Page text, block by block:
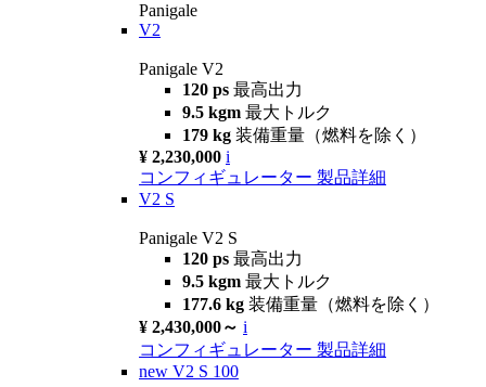
Panigale
V2
Panigale V2
120 ps 最高出力
9.5 kgm 最大トルク
179 kg 装備重量（燃料を除く）
¥ 2,230,000 i
コンフィギュレーター 製品詳細
V2 S
Panigale V2 S
120 ps 最高出力
9.5 kgm 最大トルク
177.6 kg 装備重量（燃料を除く）
¥ 2,430,000～ i
コンフィギュレーター 製品詳細
new V2 S 100